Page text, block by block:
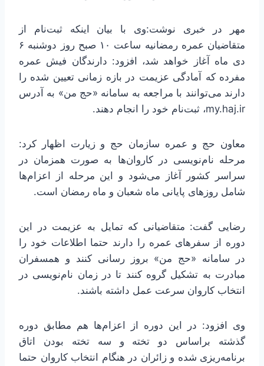
مهر در خبری نوشت:وی با بیان اینکه ثبت‌نام از
متقاضیان عمره رمضانیه ساعت ۱۰ صبح روز دوشنبه ۶
دی ماه آغاز خواهد شد، افزود: دارندگان فیش عمره
مفرده که آمادگی عزیمت در بازه زمانی تعیین شده را
دارند می‌توانند با مراجعه به سامانه «حج من» به آدرس
my.haj.ir، ثبت‌نام خود را انجام دهند.
معاون حج و عمره سازمان حج و زیارت اظهار کرد:
مرحله نام‌نویسی در کاروان‌ها به صورت همزمان در
سراسر کشور آغاز می‌شود و این مرحله از اعزام‌ها
شامل روزهای پایانی ماه شعبان و ماه رمضان است.
رضایی گفت: متقاضیانی که تمایل به عزیمت در این
دوره از سفرهای عمره را دارند حتما اطلاعات خود را
در سامانه «حج من» بروز رسانی کنند و همسفران
مبادرت به تشکیل گروه کنند تا در زمان نام‌نویسی در
انتخاب کاروان سرعت عمل داشته باشند.
وی افزود: در این دوره از اعزام‌ها هم مطابق دوره
گذشته براساس دو تخته و سه تخته بودن اتاق
برنامه‌ریزی شده و زائران در هنگام انتخاب کاروان حتما